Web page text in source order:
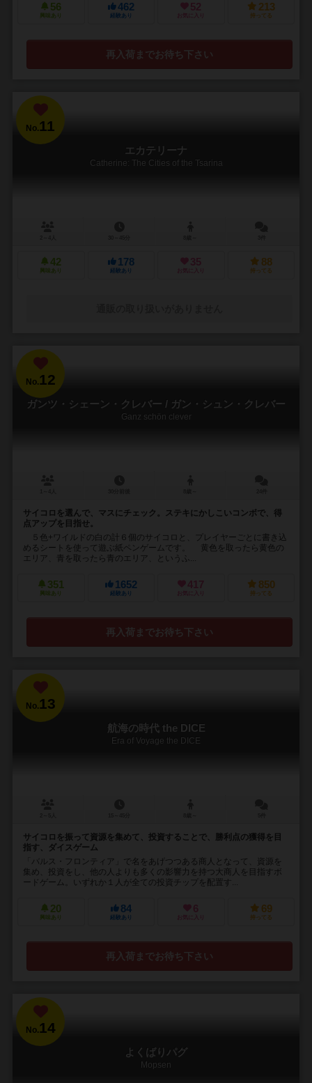
56
興味あり
462
経験あり
52
お気に入り
213
持ってる
再入荷までお待ち下さい
No.11
エカテリーナ
Catherine: The Cities of the Tsarina
42
興味あり
178
経験あり
35
お気に入り
88
持ってる
No.12
ガンツ・シェーン・クレバー / ガン・シュン・クレバー
Ganz schön clever
サイコロを選んで、マスにチェック。ステキにかしこいコンボで、得
点アップを目指せ。
５色+ワイルドの白の計６個のサイコロと、プレイヤーごとに書き込
めるシートを使って遊ぶ紙ペンゲームです。 黄色を取ったら黄色の
エリア、青を取ったら青のエリア、というふ...
351
興味あり
1652
経験あり
417
お気に入り
850
持ってる
再入荷までお待ち下さい
No.13
航海の時代 the DICE
Era of Voyage the DICE
サイコロを振って資源を集めて、投資することで、勝利点の獲得を目
指す、ダイスゲーム
「バルス・フロンティア」で名をあげつつある商人となって、資源を
集め、投資をし、他の人よりも多くの影響力を持つ大商人を目指すボ
ードゲーム。いずれか１人が全ての投資チップを配置す...
20
興味あり
84
経験あり
6
お気に入り
69
持ってる
再入荷までお待ち下さい
No.14
よくばりパグ
Mopsen